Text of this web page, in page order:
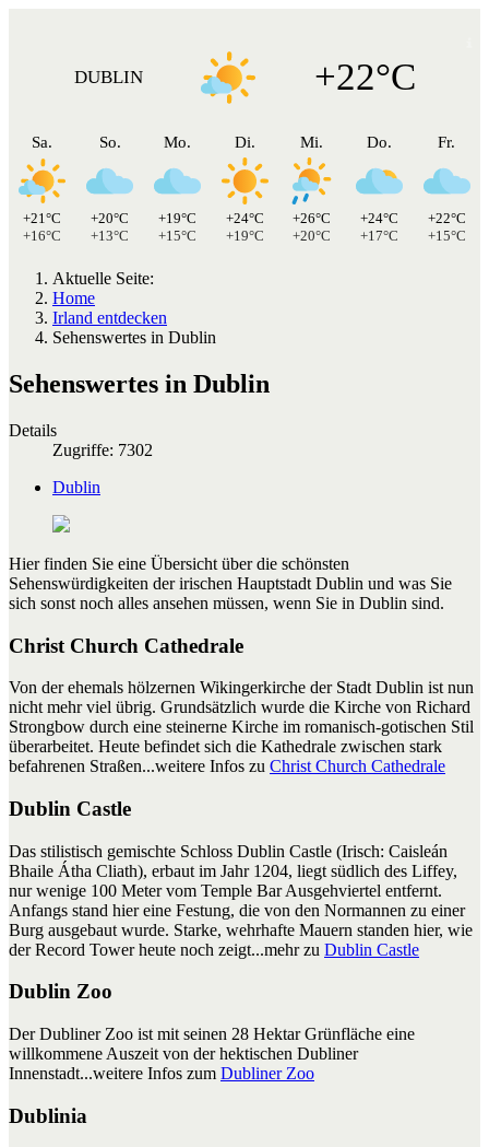
DUBLIN +22°C
Sa.
+21°C
+16°C
So.
+20°C
+13°C
Mo.
+19°C
+15°C
Di.
+24°C
+19°C
Mi.
+26°C
+20°C
Do.
+24°C
+17°C
Fr.
+22°C
+15°C
Aktuelle Seite:
Home
Irland entdecken
Sehenswertes in Dublin
Sehenswertes in Dublin
Details
Zugriffe: 7302
Dublin
Hier finden Sie eine Übersicht über die schönsten
Sehenswürdigkeiten der irischen Hauptstadt Dublin und was Sie
sich sonst noch alles ansehen müssen, wenn Sie in Dublin sind.
Christ Church Cathedrale
Von der ehemals hölzernen Wikingerkirche der Stadt Dublin ist nun
nicht mehr viel übrig. Grundsätzlich wurde die Kirche von Richard
Strongbow durch eine steinerne Kirche im romanisch-gotischen Stil
überarbeitet. Heute befindet sich die Kathedrale zwischen stark
befahrenen Straßen...weitere Infos zu Christ Church Cathedrale
Dublin Castle
Das stilistisch gemischte Schloss Dublin Castle (Irisch: Caisleán
Bhaile Átha Cliath), erbaut im Jahr 1204, liegt südlich des Liffey,
nur wenige 100 Meter vom Temple Bar Ausgehviertel entfernt.
Anfangs stand hier eine Festung, die von den Normannen zu einer
Burg ausgebaut wurde. Starke, wehrhafte Mauern standen hier, wie
der Record Tower heute noch zeigt...mehr zu Dublin Castle
Dublin Zoo
Der Dubliner Zoo ist mit seinen 28 Hektar Grünfläche eine
willkommene Auszeit von der hektischen Dubliner
Innenstadt...weitere Infos zum Dubliner Zoo
Dublinia